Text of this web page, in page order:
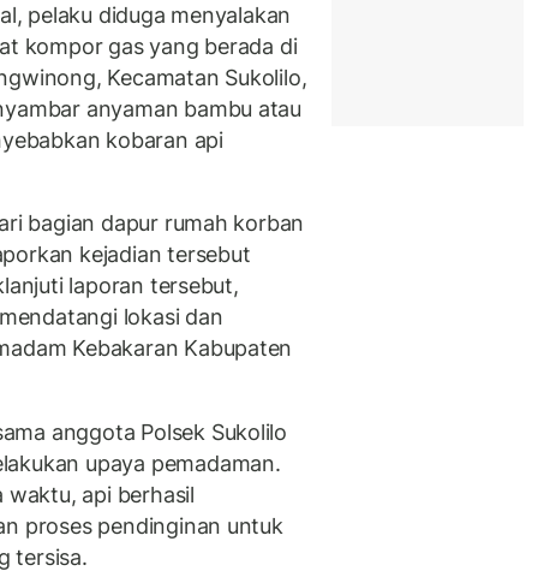
pelaku diduga menyalakan
kompor gas yang berada di
Kecamatan Sukolilo,
anyaman bambu atau
kobaran api
bagian dapur rumah korban
kejadian tersebut
laporan tersebut,
lokasi dan
Kebakaran Kabupaten
anggota Polsek Sukolilo
upaya pemadaman.
waktu, api berhasil
proses pendinginan untuk
tersisa.